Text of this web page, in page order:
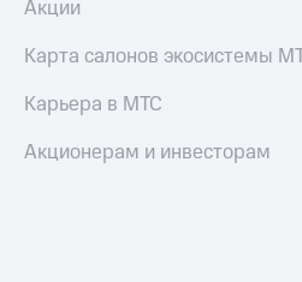
Акции
Карта салонов экосистемы
Карьера в МТС
Акционерам и инвесторам